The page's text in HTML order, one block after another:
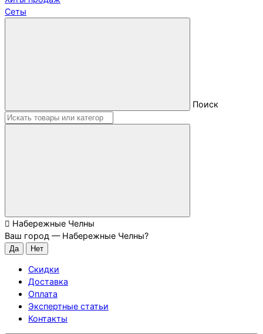
Сеты
Поиск
Набережные Челны
Ваш город — Набережные Челны?
Скидки
Доставка
Оплата
Экспертные статьи
Контакты